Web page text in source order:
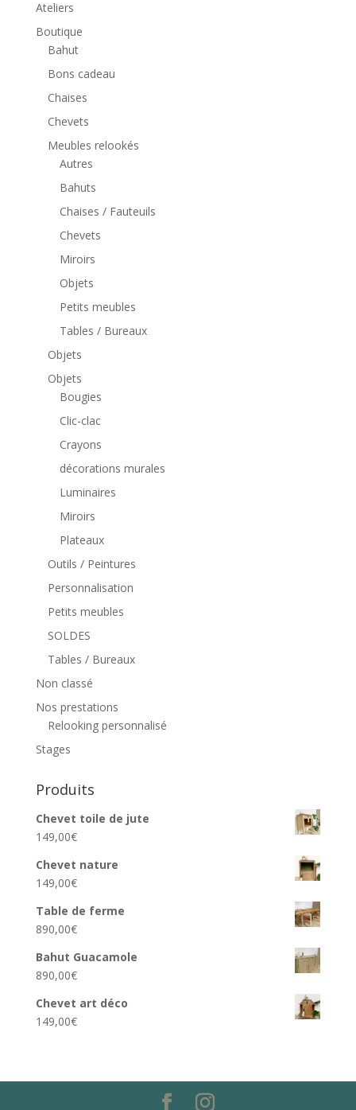
Ateliers
Boutique
Bahut
Bons cadeau
Chaises
Chevets
Meubles relookés
Autres
Bahuts
Chaises / Fauteuils
Chevets
Miroirs
Objets
Petits meubles
Tables / Bureaux
Objets
Objets
Bougies
Clic-clac
Crayons
décorations murales
Luminaires
Miroirs
Plateaux
Outils / Peintures
Personnalisation
Petits meubles
SOLDES
Tables / Bureaux
Non classé
Nos prestations
Relooking personnalisé
Stages
Produits
Chevet toile de jute
149,00€
Chevet nature
149,00€
Table de ferme
890,00€
Bahut Guacamole
890,00€
Chevet art déco
149,00€